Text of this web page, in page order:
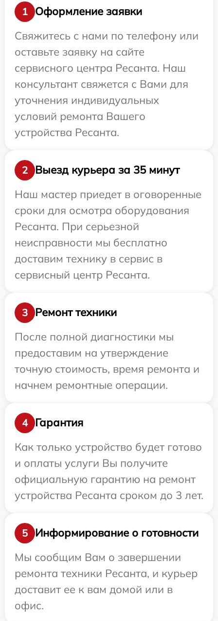
1
Оформление заявки
Свяжитесь с нами по телефону или
оставьте заявку на сайте
сервисного центра Ресанта. Наш
консультант свяжется с Вами для
уточнения индивидуальных
условий ремонта Вашего
устройства Ресанта.
2
Выезд курьера за 35 минут
Наш мастер приедет в оговоренные
сроки для осмотра оборудования
Ресанта. При серьезной
неисправности мы бесплатно
доставим технику в сервис в
сервисный центр Ресанта.
3
Ремонт техники
После полной диагностики мы
предоставим на утверждение
точную стоимость, время ремонта и
начнем ремонтные операции.
4
Гарантия
Как только устройство будет готово
и оплаты услуги Вы получите
официальную гарантию на ремонт
устройства Ресанта сроком до 3 лет.
5
Информирование о готовности
Мы сообщим Вам о завершении
ремонта техники Ресанта, и курьер
доставит ее к вам домой или в
офис.